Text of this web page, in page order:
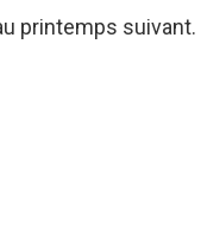
printemps suivant.